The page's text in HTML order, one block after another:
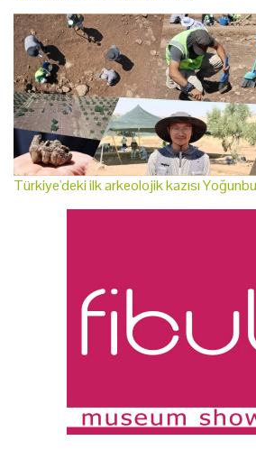
Türkiye'deki ilk arkeolojik kazısı